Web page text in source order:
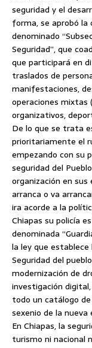
seguridad y el
forma, se aprobó la
denominado
Seguridad”, que
que participará en
traslados de
manifestaciones,
operaciones mixtas
organizativos,
De lo que se trata
prioritariamente el
empezando con su
seguridad del
organización en
arranca o va
ira acorde a la
Chiapas su policía
denominada
la ley que
Seguridad del
modernización de
investigación
todo un catálogo
sexenio de la nueva
En Chiapas, la
turismo ni nacional